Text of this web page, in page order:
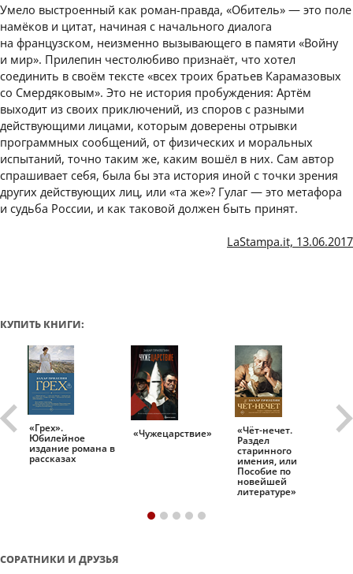
Умело выстроенный как роман-правда, «Обитель» — это поле
намёков и цитат, начиная с начального диалога
на французском, неизменно вызывающего в памяти «Войну
и мир». Прилепин честолюбиво признаёт, что хотел
соединить в своём тексте «всех троих братьев Карамазовых
со Смердяковым». Это не история пробуждения: Артём
выходит из своих приключений, из споров с разными
действующими лицами, которым доверены отрывки
программных сообщений, от физических и моральных
испытаний, точно таким же, каким вошёл в них. Сам автор
спрашивает себя, была бы эта история иной с точки зрения
других действующих лиц, или «та же»? Гулаг — это метафора
и судьба России, и как таковой должен быть принят.
LaStampa.it, 13.06.2017
КУПИТЬ КНИГИ:
«Грех».
Юбилейное
издание романа в
рассказах
«Чужецарствие» «Чёт-нечет.
Раздел
старинного
имения, или
Пособие по
новейшей
литературе»
СОРАТНИКИ И ДРУЗЬЯ